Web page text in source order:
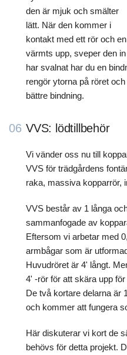
den är mjuk och smälter
lätt. När den kommer i
kontakt med ett rör och
värmts upp, sveper den
har svalnat har du en
rengör ytorna på röret
bättre bindning.
06 VVS: lödtillbehör
Vi vänder oss nu till
VVS för trädgårdens
raka, massiva kopparrör,
VVS består av 1 långa
sammanfogade av
Eftersom vi arbetar med
armbågar som är
Huvudröret är 4' långt.
4' -rör för att skära upp
De två kortare delarna är
och kommer att fungera
Här diskuterar vi kort de
behövs för detta projekt.